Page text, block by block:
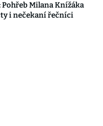
Pohřeb Milana Knížáka
i nečekaní řečníci